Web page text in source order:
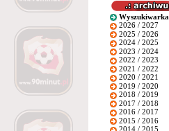
Wyszukiwarka
2026 / 2027
2025 / 2026
2024 / 2025
2023 / 2024
2022 / 2023
2021 / 2022
2020 / 2021
2019 / 2020
2018 / 2019
2017 / 2018
2016 / 2017
2015 / 2016
2014 / 2015